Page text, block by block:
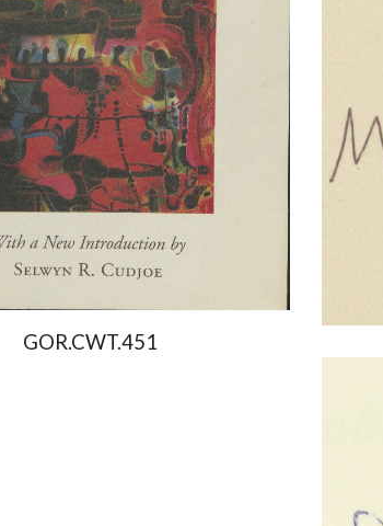
GOR.CWT.451